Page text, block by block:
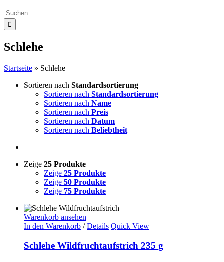
Suche
nach:
Schlehe
Startseite » Schlehe
Sortieren nach Standardsortierung
Sortieren nach Standardsortierung
Sortieren nach Name
Sortieren nach Preis
Sortieren nach Datum
Sortieren nach Beliebtheit
Zeige 25 Produkte
Zeige 25 Produkte
Zeige 50 Produkte
Zeige 75 Produkte
Warenkorb ansehen
In den Warenkorb / Details Quick View
Schlehe Wildfruchtaufstrich 235 g